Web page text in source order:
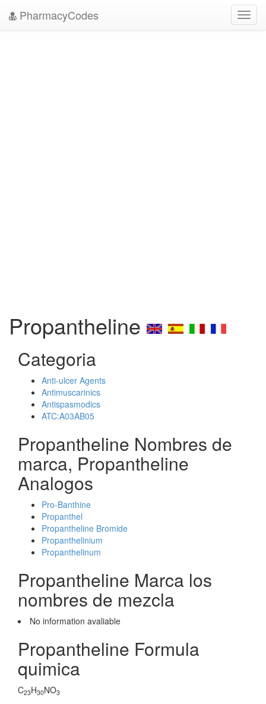
PharmacyCodes
Propantheline
Categoria
Anti-ulcer Agents
Antimuscarinics
Antispasmodics
ATC:A03AB05
Propantheline Nombres de
marca, Propantheline
Analogos
Pro-Banthine
Propanthel
Propantheline Bromide
Propanthelinium
Propanthelinum
Propantheline Marca los
nombres de mezcla
No information avaliable
Propantheline Formula
quimica
C23H30NO3